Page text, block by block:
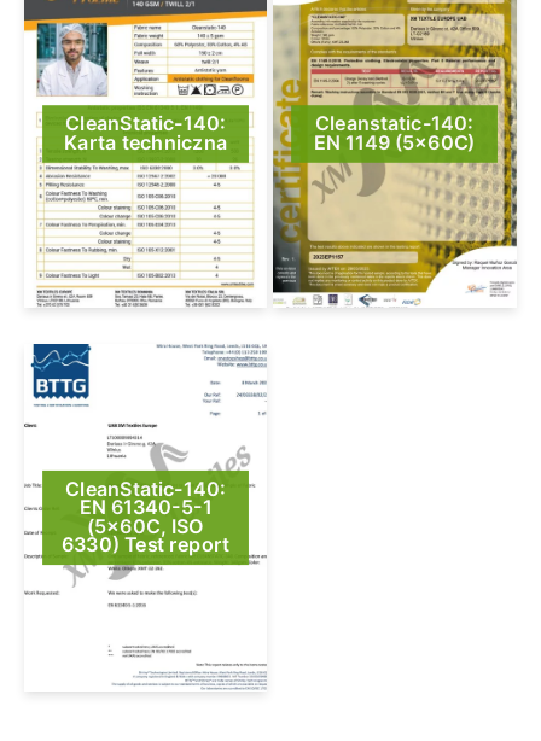
CleanStatic-140:
Karta techniczna
Cleanstatic-140:
EN 1149 (5x60C)
CleanStatic-140:
EN 61340-5-1
(5x60C, ISO
6330) Test report